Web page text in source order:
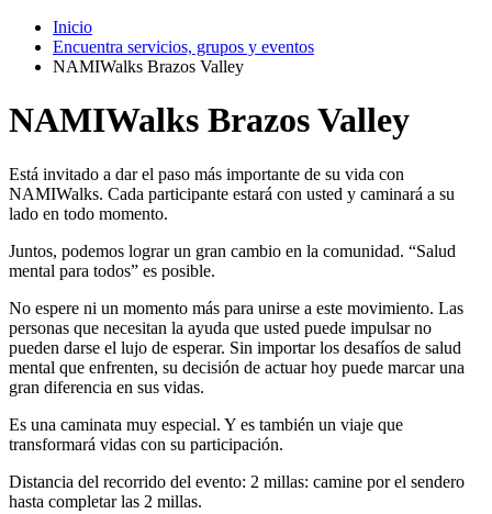
Inicio
Encuentra servicios, grupos y eventos
NAMIWalks Brazos Valley
NAMIWalks Brazos Valley
Está invitado a dar el paso más importante de su vida con
NAMIWalks. Cada participante estará con usted y caminará a su
lado en todo momento.
Juntos, podemos lograr un gran cambio en la comunidad. “Salud
mental para todos” es posible.
No espere ni un momento más para unirse a este movimiento. Las
personas que necesitan la ayuda que usted puede impulsar no
pueden darse el lujo de esperar. Sin importar los desafíos de salud
mental que enfrenten, su decisión de actuar hoy puede marcar una
gran diferencia en sus vidas.
Es una caminata muy especial. Y es también un viaje que
transformará vidas con su participación.
Distancia del recorrido del evento: 2 millas: camine por el sendero
hasta completar las 2 millas.